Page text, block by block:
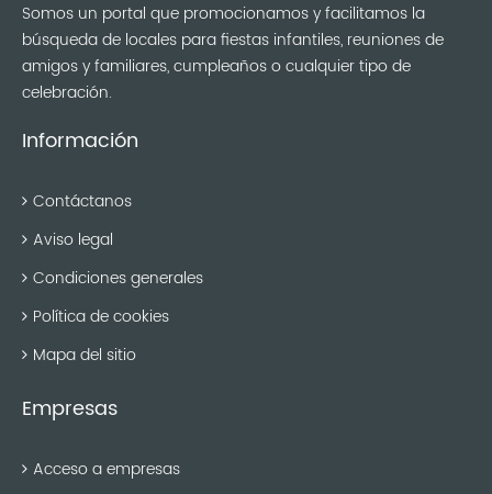
Somos un portal que promocionamos y facilitamos la
búsqueda de locales para fiestas infantiles, reuniones de
amigos y familiares, cumpleaños o cualquier tipo de
celebración.
Información
Contáctanos
Aviso legal
Condiciones generales
Política de cookies
Mapa del sitio
Empresas
Acceso a empresas